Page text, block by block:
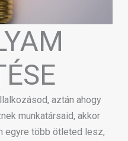
aztán ahogy
munkatársaid, akkor
egyre több ötleted lesz,